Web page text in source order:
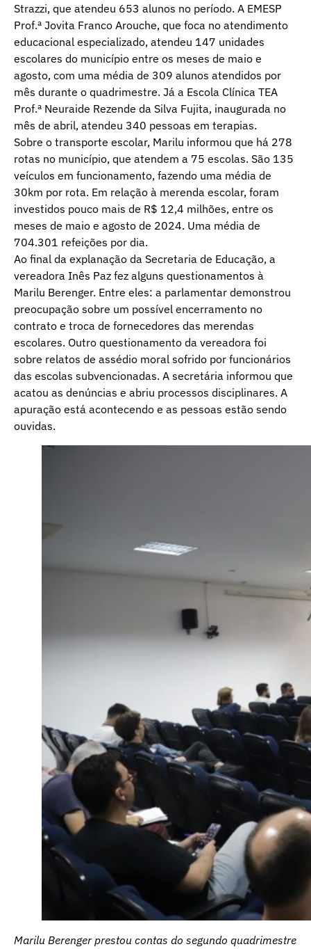
Strazzi, que atendeu 653 alunos no período. A EMESP
Prof.ª Jovita Franco Arouche, que foca no atendimento
educacional especializado, atendeu 147 unidades
escolares do município entre os meses de maio e
agosto, com uma média de 309 alunos atendidos por
mês durante o quadrimestre. Já a Escola Clínica TEA
Prof.ª Neuraide Rezende da Silva Fujita, inaugurada no
mês de abril, atendeu 340 pessoas em terapias.
Sobre o transporte escolar, Marilu informou que há 278
rotas no município, que atendem a 75 escolas. São 135
veículos em funcionamento, fazendo uma média de
30km por rota. Em relação à merenda escolar, foram
investidos pouco mais de R$ 12,4 milhões, entre os
meses de maio e agosto de 2024. Uma média de
704.301 refeições por dia.
Ao final da explanação da Secretaria de Educação, a
vereadora Inês Paz fez alguns questionamentos à
Marilu Berenger. Entre eles: a parlamentar demonstrou
preocupação sobre um possível encerramento no
contrato e troca de fornecedores das merendas
escolares. Outro questionamento da vereadora foi
sobre relatos de assédio moral sofrido por funcionários
das escolas subvencionadas. A secretária informou que
acatou as denúncias e abriu processos disciplinares. A
apuração está acontecendo e as pessoas estão sendo
ouvidas.
Marilu Berenger prestou contas do segundo quadrimestre